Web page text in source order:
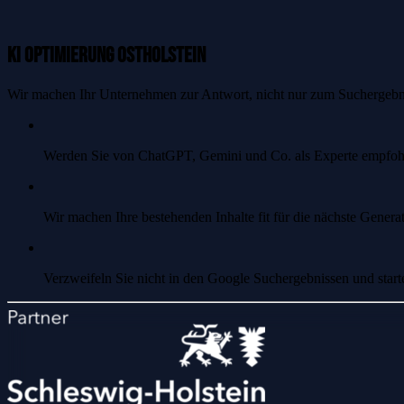
KI Optimierung Ostholstein
Wir machen Ihr Unternehmen zur Antwort, nicht nur zum
Werden Sie von ChatGPT, Gemini und Co. als Experte
Wir machen Ihre bestehenden Inhalte fit für die nächste
Verzweifeln Sie nicht in den Google Suchergebnissen und